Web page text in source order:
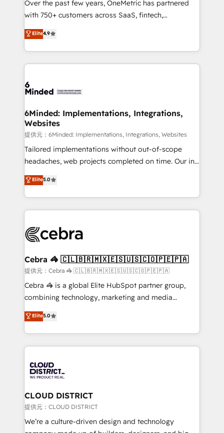
Award: Best Integration • 150+ successful HubSpot
projects • Clients in 30+ industries • Proprietary
technology for integrations • Multilingual team:
English, Spanish, Portuguese & Italian 👉 Grow
smarter with AI and HubSpot.
Over the past few years, OneMetric has partnered
with 750+ customers across SaaS, fintech,
healthcare, real estate, and other industries. With
150+ HubSpot-certified experts, we deliver scalable
solutions to complex GTM and RevOps challenges.
Our Expertise 🔹 Onboarding & Implementation:
tailored to your GTM motion. 🔹 Migrations:
from other CRMs to HubSpot without data loss or
downtime. 🔹 RevOps Strategy: Align teams,
processes, and data to drive revenue efficiency. 🔹
Integrations: Connect HubSpot with your tech stack
for better adoption. 🔹 Custom Solutions: Build
SOC 2 Type II and ISO 27001 certified, reinforcing
our commitment to data security and compliance. At
Elite4.9
6Minded: Implementations, Integrations,
Websites
提供元：6Minded: Implementations, Integrations, Websites
Tailored implementations without out-of-scope
headaches, web projects completed on time. Our in-
house team of certified CRM architects, experts,
developers, designers, and marketers handles all
aspects of your HubSpot. ✨ 400+ global clients ✨
100+ seamless migrations from 15+ different CRMs
implementations, and 5,000+ pages ✨ CS: Clients
CS: 245% organic growth & +751% new visitors for a
full-funnel HubSpot project ✨ CS: 415% conversion
boost with a new HubSpot site Recognized leaders:
🏆 HubSpot Platform Migration Impact Award 🏆
Inbound Campaign of the Year 🏆 Gold AVA Digital
Award for Best Website 🌟 Accreditations: CRM
Elite5.0
Cebra 🦓 🇨🇱🇧🇷🇲🇽🇪🇸🇺🇸🇨🇴🇵🇪🇵🇦
提供元：Cebra 🦓 🇨🇱🇧🇷🇲🇽🇪🇸🇺🇸🇨🇴🇵🇪🇵🇦
Cebra 🦓 is a global Elite HubSpot partner group,
combining technology, marketing and media
expertise across Latin America and Southern
Europe, with teams across 7 countries. Born in Chile,
we combine local insight with international reach to
help businesses grow through technology, creativity,
500+ HubSpot implementations, building end-to-
end solutions that integrate CRM, AI automation,
inbound and loop marketing, content, and digital
creativity. Our multicultural team works in Spanish,
Portuguese, and English to design scalable strategies
that drive measurable growth. 🌎 Highlights: • 10+
Elite5.0
CLOUD DISTRICT
提供元：CLOUD DISTRICT
We’re a culture-driven design and technology